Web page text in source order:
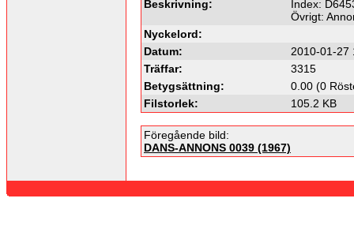
Beskrivning:
Index:
Övrigt:
Nyckelord:
Datum:
2010-01-27
Träffar:
3315
Betygsättning:
0.00 (0
Filstorlek:
105.2 KB
Föregående bild:
DANS-ANNONS 0039 (1967)